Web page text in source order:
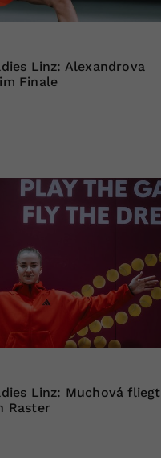
Linz: Alexandrova
Finale
Linz: Muchová fliegt
Raster